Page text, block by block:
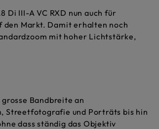
III-A VC RXD nun auch für
den Markt. Damit erhalten noch
mit hoher Lichtstärke,
Bandbreite an
Streetfotografie und Porträts bis hin
dass ständig das Objektiv